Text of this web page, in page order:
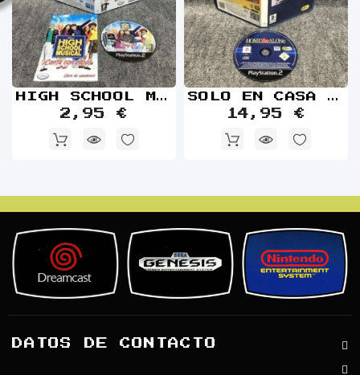
HIGH SCHOOL MUSICAL CANTA CON ELLOS SONY PLAYSTATION 2 PS2
2,95 €
SOLO EN CASA SONY PLAYSTATION 2 PS2
14,95 €
DATOS DE CONTACTO